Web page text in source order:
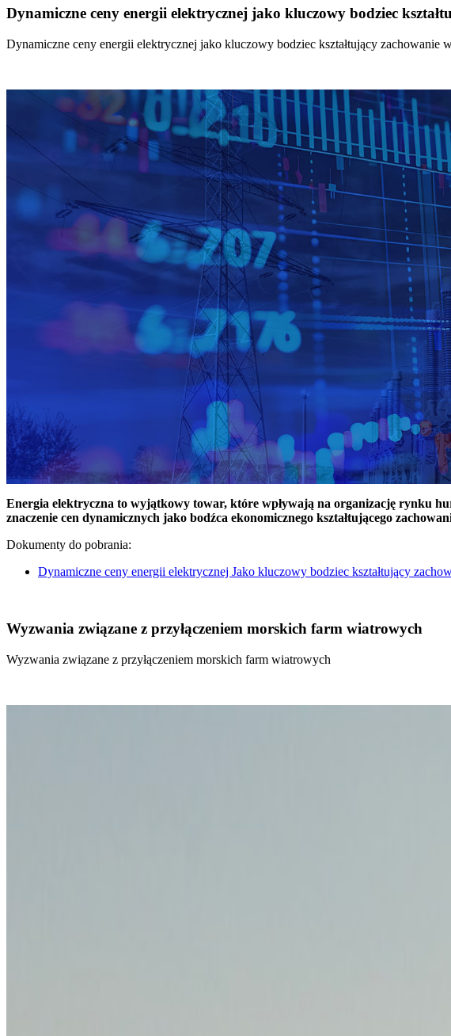
Dynamiczne ceny energii elektrycznej jako kluczowy bodziec
Dynamiczne ceny energii elektrycznej jako kluczowy bodziec kształtujący zachowanie
Energia elektryczna to wyjątkowy towar, które wpływają na organizację rynku
znaczenie cen dynamicznych jako bodźca ekonomicznego kształtującego
Dokumenty do pobrania:
Dynamiczne ceny energii elektrycznej Jako kluczowy bodziec kształtujący
Wyzwania związane z przyłączeniem morskich farm wiatrowych
Wyzwania związane z przyłączeniem morskich farm wiatrowych